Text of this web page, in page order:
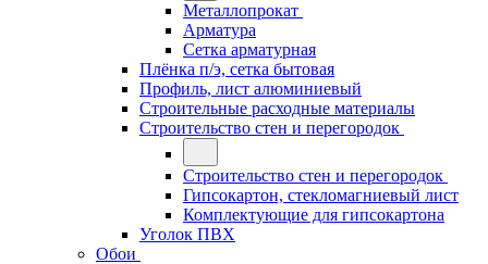
Металлопрокат
Арматура
Сетка арматурная
Плёнка п/э, сетка бытовая
Профиль, лист алюминиевый
Строительные расходные материалы
Строительство стен и перегородок
Строительство стен и перегородок
Гипсокартон, стекломагниевый лист
Комплектующие для гипсокартона
Уголок ПВХ
Обои